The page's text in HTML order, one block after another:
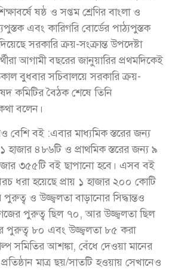
ষষ্ঠ ও সপ্তম শ্রেণির বাংলা ও
এবং কারিগরি বোর্ডের পাঠ্যপুস্তক
সরকারি ক্রয়-সংক্রান্ত উপদেষ্টা
আগামী বছরের জানুয়ারির প্রথমদিকেই
বুধবার সচিবালয়ে সরকারি ক্রয়-
কমিটির বৈঠক শেষে তিনি
বলেন।
বেশি বই :এবার মাধ্যমিক স্তরের জন্য
৪৮৬টি ও প্রাথমিক স্তরের জন্য ৯
৩৫৫টি বই ছাপানো হবে। এসব বই
ধরা হয়েছে প্রায় ১ হাজার ২০০ কোটি
ও উজ্জ্বলতা বাড়ানোর সিদ্ধান্তও
পুরুত্ব ছিল ৭০, আর উজ্জ্বলতা ছিল
৮০ এবং উজ্জ্বলতা ৮৫ করা
সমিতির আশঙ্কা, বেঁধে দেওয়া মানের
মাত্র ছয়/সাতটি হওয়ায় সেখানেও